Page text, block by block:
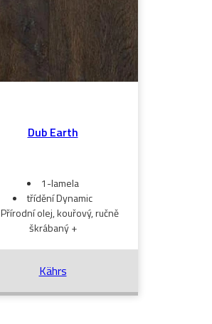
Dub Earth
1-lamela
třídění Dynamic
Přírodní olej, kouřový, ručně
škrábaný +
Kährs